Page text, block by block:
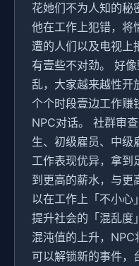
花她们不为人知的秘
他在工作上犯错，将
遭的人们以及电视上
有壹些不对劲。 好
乱，大家越来越性
个个时段壹边工作赚
NPC对话。 社群审
生、初级雇员、中级
工作表现优异，拿到
到更高的薪水，与更
以在工作上「不小心
提升社会的「混乱度
混沌值的上升，NPC
可以解锁新的事件，